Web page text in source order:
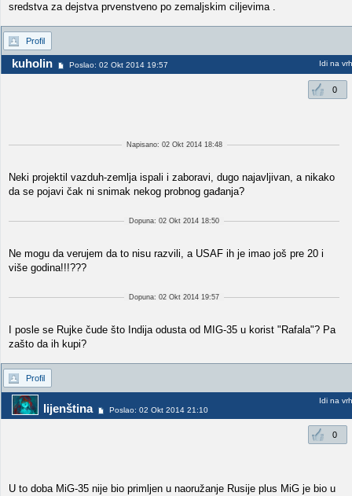
sredstva za dejstva prvenstveno po zemaljskim ciljevima .
Profil
kuholin Poslao: 02 Okt 2014 19:57 Idi na vrh
0
Napisano: 02 Okt 2014 18:48
Neki projektil vazduh-zemlja ispali i zaboravi, dugo najavljivan, a nikako
da se pojavi čak ni snimak nekog probnog gađanja?
Dopuna: 02 Okt 2014 18:50
Ne mogu da verujem da to nisu razvili, a USAF ih je imao još pre 20 i
više godina!!!???
Dopuna: 02 Okt 2014 19:57
I posle se Rujke čude što Indija odusta od MIG-35 u korist "Rafala"? Pa
zašto da ih kupi?
Profil
lijenština Poslao: 02 Okt 2014 21:10
Idi na vrh
0
U to doba MiG-35 nije bio primljen u naoružanje Rusije plus MiG je bio u